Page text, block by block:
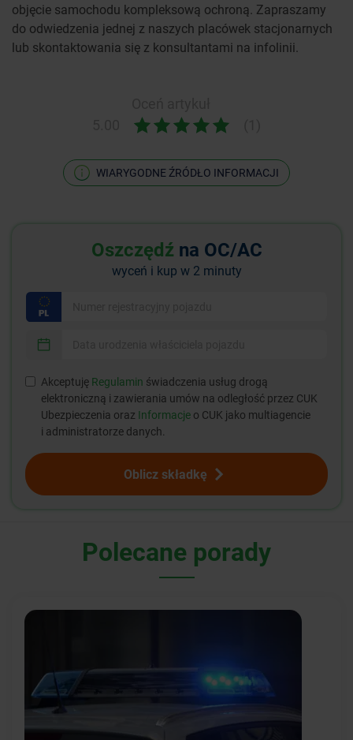
objęcie samochodu kompleksową ochroną. Zapraszamy
do odwiedzenia jednej z naszych placówek stacjonarnych
lub skontaktowania się z konsultantami na infolinii.
WIARYGODNE ŹRÓDŁO INFORMACJI
Oszczędź na OC/AC
wyceń i kup w 2 minuty
Akceptuję Regulamin świadczenia usług drogą
elektroniczną i zawierania umów na odległość przez CUK
Ubezpieczenia oraz Informacje o CUK jako multiagencie
i administratorze danych.
Oblicz składkę
Polecane porady